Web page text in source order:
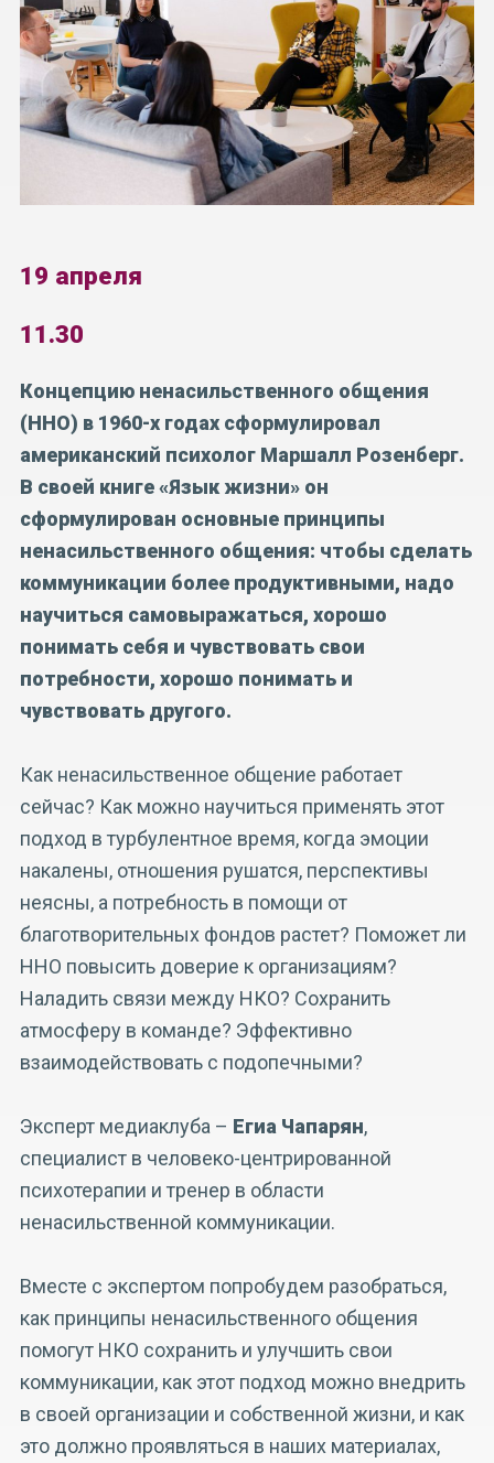
19 апреля
11.30
Концепцию ненасильственного общения
(ННО) в 1960-х годах сформулировал
американский психолог Маршалл Розенберг.
В своей книге «Язык жизни» он
сформулирован основные принципы
ненасильственного общения: чтобы сделать
коммуникации более продуктивными, надо
научиться самовыражаться, хорошо
понимать себя и чувствовать свои
потребности, хорошо понимать и
чувствовать другого.
Как ненасильственное общение работает
сейчас? Как можно научиться применять этот
подход в турбулентное время, когда эмоции
накалены, отношения рушатся, перспективы
неясны, а потребность в помощи от
благотворительных фондов растет? Поможет ли
ННО повысить доверие к организациям?
Наладить связи между НКО? Сохранить
атмосферу в команде? Эффективно
взаимодействовать с подопечными?
Эксперт медиаклуба – Егиа Чапарян,
специалист в человеко-центрированной
психотерапии и тренер в области
ненасильственной коммуникации.
Вместе с экспертом попробудем разобраться,
как принципы ненасильственного общения
помогут НКО сохранить и улучшить свои
коммуникации, как этот подход можно внедрить
в своей организации и собственной жизни, и как
это должно проявляться в наших материалах,